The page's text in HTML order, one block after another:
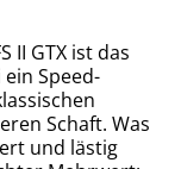
II GTX ist das
Speed-
Schaft. Was
und lästig